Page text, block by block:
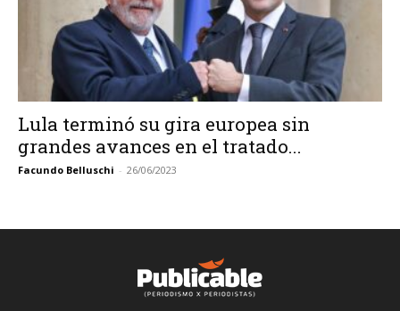
Lula terminó su gira europea sin
grandes avances en el tratado...
Facundo Belluschi - 26/06/2023